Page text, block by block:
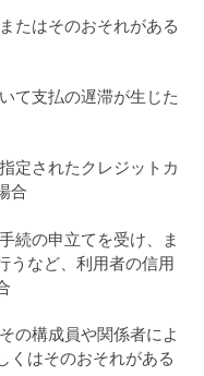
たはそのおそれがある
て支払の遅滞が生じた
定されたクレジットカ
合
続の申立てを受け、ま
うなど、利用者の信用
の構成員や関係者によ
くはそのおそれがある